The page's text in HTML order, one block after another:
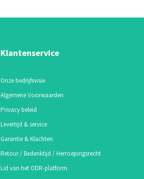
Klantenservice
Onze bedrijfsvisie
Algemene Voorwaarden
Privacy beleid
Levertijd & service
Garantie & Klachten
Retour / Bedenktijd / Herroepingsrecht
Lid van het ODR-platform